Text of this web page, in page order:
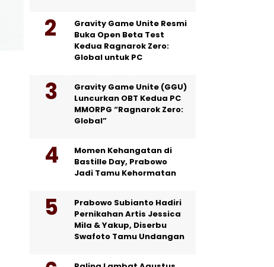
Gravity Game Unite Resmi
Buka Open Beta Test
Kedua Ragnarok Zero:
Global untuk PC
Gravity Game Unite (GGU)
Luncurkan OBT Kedua PC
MMORPG “Ragnarok Zero:
Global”
Momen Kehangatan di
Bastille Day, Prabowo
Jadi Tamu Kehormatan
Prabowo Subianto Hadiri
Pernikahan Artis Jessica
Mila & Yakup, Diserbu
Swafoto Tamu Undangan